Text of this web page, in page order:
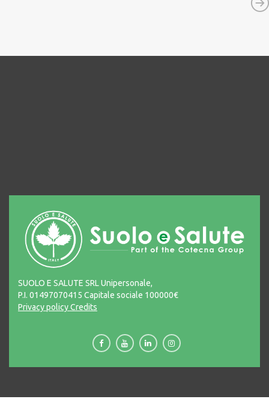
SUOLO E SALUTE SRL Unipersonale,
P.I. 01497070415 Capitale sociale 100000€
Privacy policyCredits